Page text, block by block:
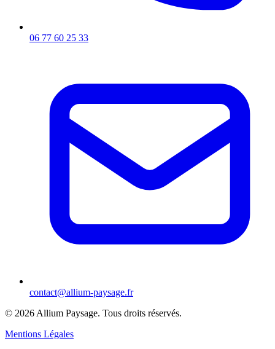
06 77 60 25 33
contact@allium-paysage.fr
© 2026 Allium Paysage. Tous droits réservés.
Mentions Légales